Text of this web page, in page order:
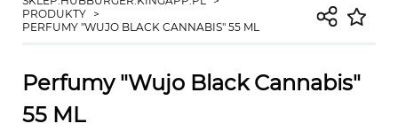
PRODUKTY
PERFUMY "WUJO BLACK CANNABIS" 55 ML
Perfumy "Wujo Black Cannabis"
55 ML